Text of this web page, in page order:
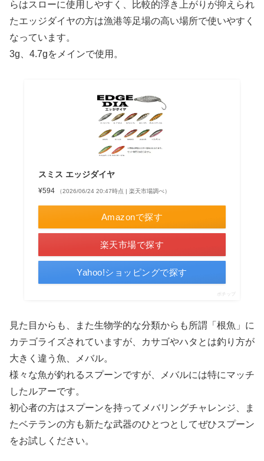
らはスローに使用しやすく、比較的浮き上がりが抑えられ
たエッジダイヤの方は漁港等足場の高い場所で使いやすく
なっています。
3g、4.7gをメインで使用。
スミス エッジダイヤ
¥594 （2026/06/24 20:47時点 | 楽天市場調べ）
Amazonで探す
楽天市場で探す
Yahoo!ショッピングで探す
ポチップ
見た目からも、また生物学的な分類からも所謂「根魚」に
カテゴライズされていますが、カサゴやハタとは釣り方が
大きく違う魚、メバル。
様々な魚が釣れるスプーンですが、メバルには特にマッチ
したルアーです。
初心者の方はスプーンを持ってメバリングチャレンジ、ま
たベテランの方も新たな武器のひとつとしてぜひスプーン
をお試しください。